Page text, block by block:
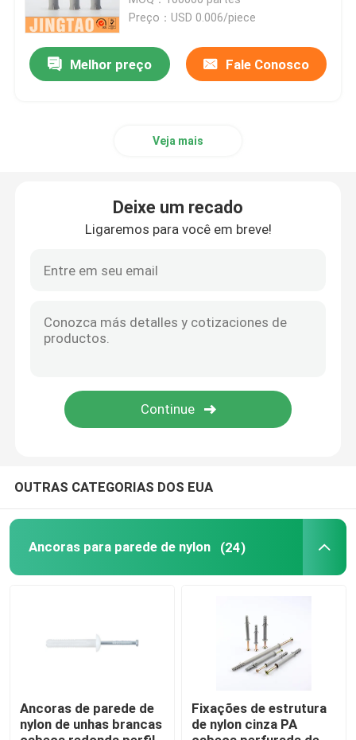
Embalagens de plástico
Plug de placas de gesso
Preço：USD 0.006/piece
Melhor preço Fale Conosco
Veja mais
Deixe um recado
Ligaremos para você em breve!
OUTRAS CATEGORIAS DOS EUA
Ancoras para parede de nylon (24)
Ancoras de parede de
nylon de unhas brancas
Fixações de estrutura
de nylon cinza PA